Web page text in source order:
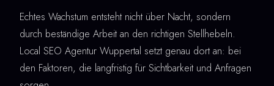
Echtes Wachstum entsteht nicht über Nacht, sondern
durch beständige Arbeit an den richtigen Stellhebeln.
Local SEO Agentur Wuppertal setzt genau dort an: bei
den Faktoren, die langfristig für Sichtbarkeit und Anfragen